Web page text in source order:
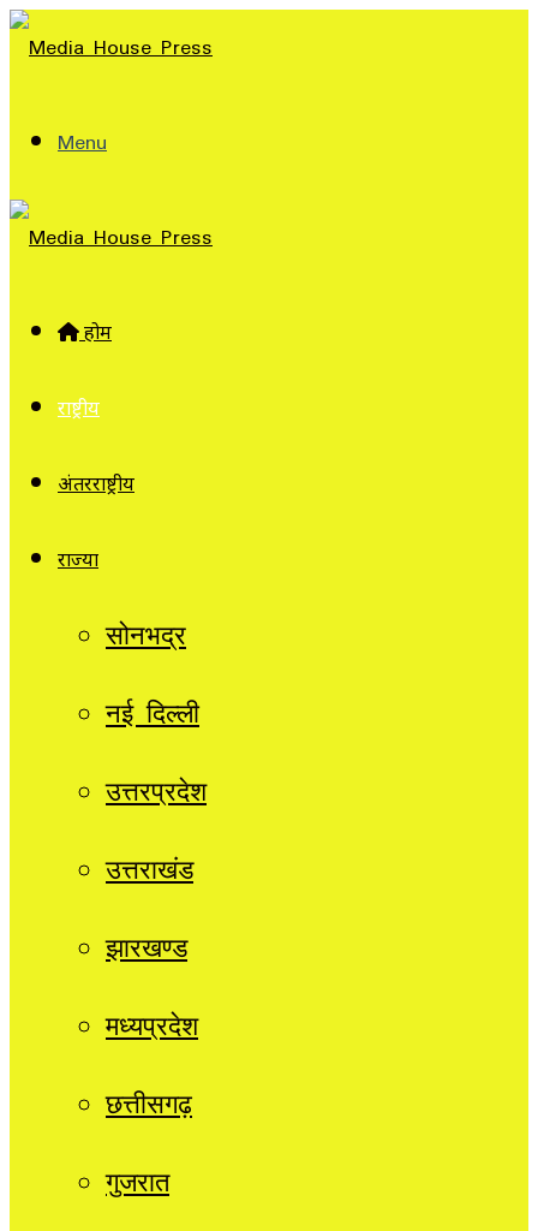
Menu
होम
राष्ट्रीय
अंतरराष्ट्रीय
राज्यों
सोनभद्र
नई दिल्ली
उत्तरप्रदेश
उत्तराखंड
झारखण्ड
मध्यप्रदेश
छत्तीसगढ़
गुजरात